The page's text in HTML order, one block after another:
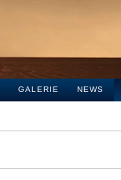
GALERIE NEWS